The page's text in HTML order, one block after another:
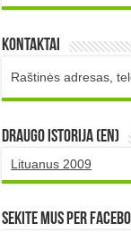
Kontaktai
Raštinės adresas,
DRAUGO istorija (EN)
Lituanus 2009
Sekite mus per